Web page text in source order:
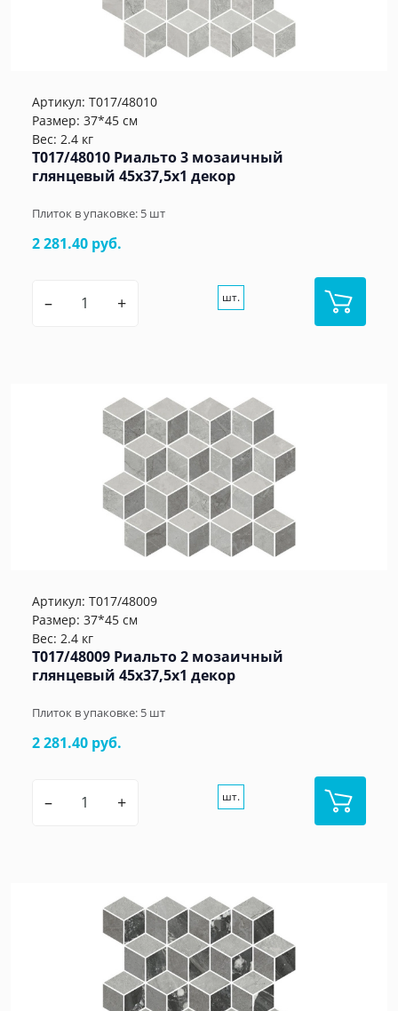
Артикул: T017/48010
Размер: 37*45 см
Вес: 2.4 кг
T017/48010 Риальто 3 мозаичный
глянцевый 45x37,5x1 декор
Плиток в упаковке: 5 шт
2 281.40 руб.
– + шт.
Артикул: T017/48009
Размер: 37*45 см
Вес: 2.4 кг
T017/48009 Риальто 2 мозаичный
глянцевый 45x37,5x1 декор
Плиток в упаковке: 5 шт
2 281.40 руб.
– + шт.